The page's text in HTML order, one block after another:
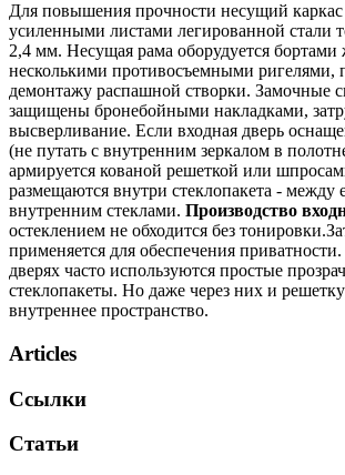
Для повышения прочности несущий каркас
усиленными листами легированной стали
2,4 мм. Несущая рама оборудуется бортами
несколькими противосъемными ригелями,
демонтажу распашной створки. Замочные
защищены бронебойными накладками,
высверливание. Если входная дверь
(не путать с внутренним зеркалом в
армируется кованой решеткой или
размещаются внутри стеклопакета -
внутренним стеклами. Производство
остеклением не обходится без
применяется для обеспечения
дверях часто используются простые
стеклопакеты. Но даже через них и решетку
внутреннее пространство.
Articles
Ссылки
Статьи